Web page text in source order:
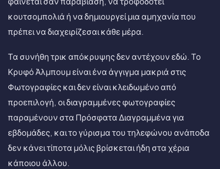
κουτσομπολιά ή να δημιουργεί μια αμηχανία που
πρέπει να διαχειρίζεσαι κάθε μέρα.
Τα συνήθη τρικ απόκρυψης δεν αντέχουν εδώ. Το
Κρυφό Άλμπουμ είναι ένα άγγιγμα μακριά στις
Φωτογραφίες και δεν είναι κλειδωμένο από
προεπιλογή, οι διαγραμμένες φωτογραφίες
παραμένουν στα Πρόσφατα Διαγραμμένα για
εβδομάδες, και το γύρισμα του τηλεφώνου ανάποδα
δεν κάνει τίποτα μόλις βρίσκεται ήδη στα χέρια
κάποιου άλλου.